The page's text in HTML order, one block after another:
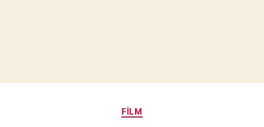
Kategoriler
FILM